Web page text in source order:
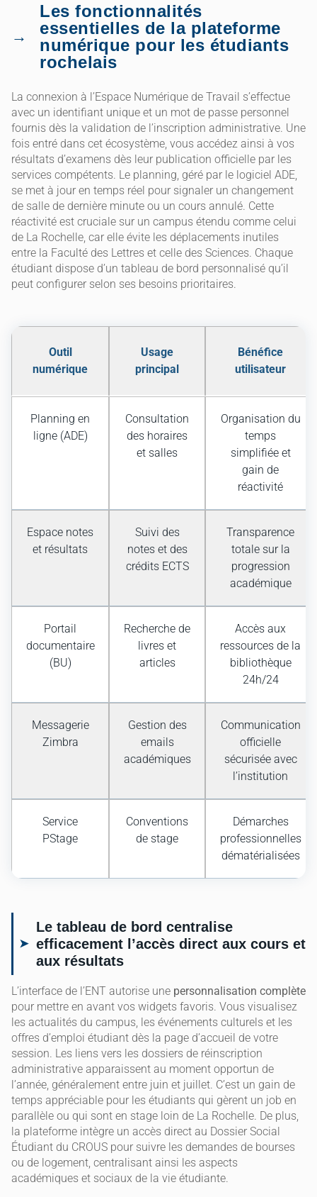
Les fonctionnalités
essentielles de la plateforme
numérique pour les étudiants
rochelais
La connexion à l’Espace Numérique de Travail s’effectue
avec un identifiant unique et un mot de passe personnel
fournis dès la validation de l’inscription administrative. Une
fois entré dans cet écosystème, vous accédez ainsi à vos
résultats d’examens dès leur publication officielle par les
services compétents. Le planning, géré par le logiciel ADE,
se met à jour en temps réel pour signaler un changement
de salle de dernière minute ou un cours annulé. Cette
réactivité est cruciale sur un campus étendu comme celui
de La Rochelle, car elle évite les déplacements inutiles
entre la Faculté des Lettres et celle des Sciences. Chaque
étudiant dispose d’un tableau de bord personnalisé qu’il
peut configurer selon ses besoins prioritaires.
Outil
numérique
Usage
principal
Bénéfice
utilisateur
Planning en
ligne (ADE)
Consultation
des horaires
et salles
Organisation du
temps
simplifiée et
gain de
réactivité
Espace notes
et résultats
Suivi des
notes et des
crédits ECTS
Transparence
totale sur la
progression
académique
Portail
documentaire
(BU)
Recherche de
livres et
articles
Accès aux
ressources de la
bibliothèque
24h/24
Messagerie
Zimbra
Gestion des
emails
académiques
Communication
officielle
sécurisée avec
l’institution
Service
PStage
Conventions
de stage
Démarches
professionnelles
dématérialisées
Le tableau de bord centralise
efficacement l’accès direct aux cours et
aux résultats
L’interface de l’ENT autorise une personnalisation complète
pour mettre en avant vos widgets favoris. Vous visualisez
les actualités du campus, les événements culturels et les
offres d’emploi étudiant dès la page d’accueil de votre
session. Les liens vers les dossiers de réinscription
administrative apparaissent au moment opportun de
l’année, généralement entre juin et juillet. C’est un gain de
temps appréciable pour les étudiants qui gèrent un job en
parallèle ou qui sont en stage loin de La Rochelle. De plus,
la plateforme intègre un accès direct au Dossier Social
Étudiant du CROUS pour suivre les demandes de bourses
ou de logement, centralisant ainsi les aspects
académiques et sociaux de la vie étudiante.